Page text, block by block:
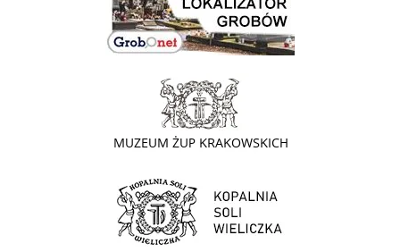
link do strony - Muzeum Żup Krakowskich Wieliczka
link do strony Kopalni Soli Wieliczka